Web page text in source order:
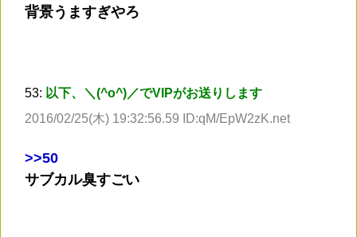
背景うますぎやろ
53: 以下、＼(^o^)／でVIPがお送りします
2016/02/25(木) 19:32:56.59 ID:qM/EpW2zK.net
>>50
サブカル臭すごい